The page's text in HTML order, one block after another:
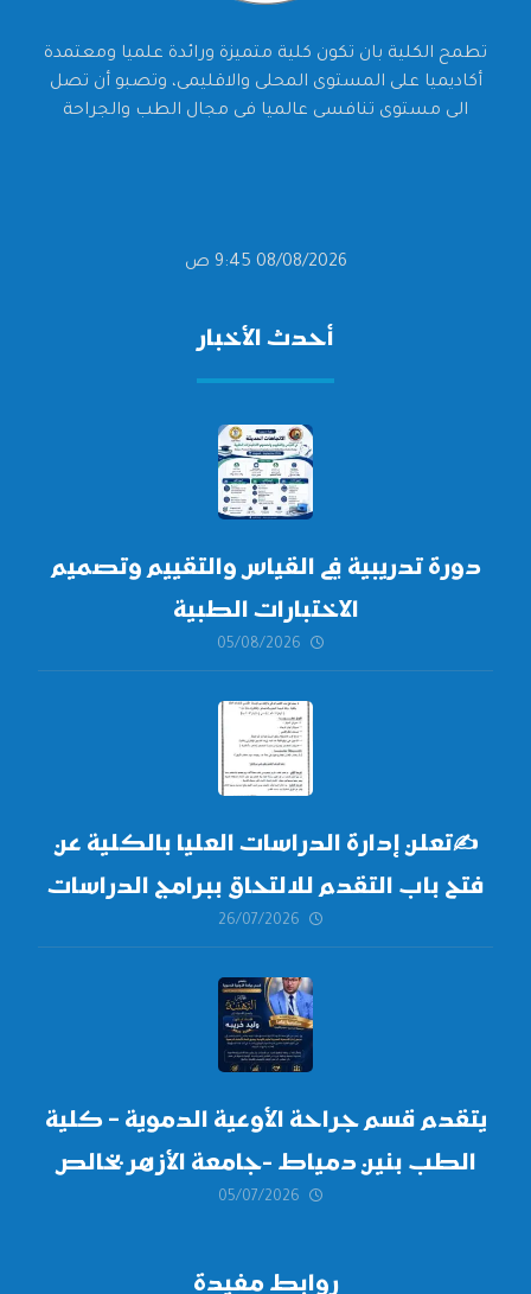
تطمح الكلية بان تكون كلية متميزة ورائدة علميا ومعتمدة
أكاديميا على المستوى المحلى والاقليمى، وتصبو أن تصل
الى مستوى تنافسى عالميا فى مجال الطب والجراحة
08/08/2026 9:45 ص
أحدث الأخبار
دورة تدريبية في القياس والتقييم وتصميم
الاختبارات الطبية
05/08/2026
✍تعلن إدارة الدراسات العليا بالكلية عن
فتح باب التقدم للالتحاق ببرامج الدراسات
العليا لدورة
أكتوبر 2026،
26/07/2026
يتقدم قسم جراحة الأوعية الدموية – كلية
الطب بنين دمياط -جامعة الأزهر بخالص
التهنئة وأصدق الأمنيات إلى الأستاذ
05/07/2026
روابط مفيدة